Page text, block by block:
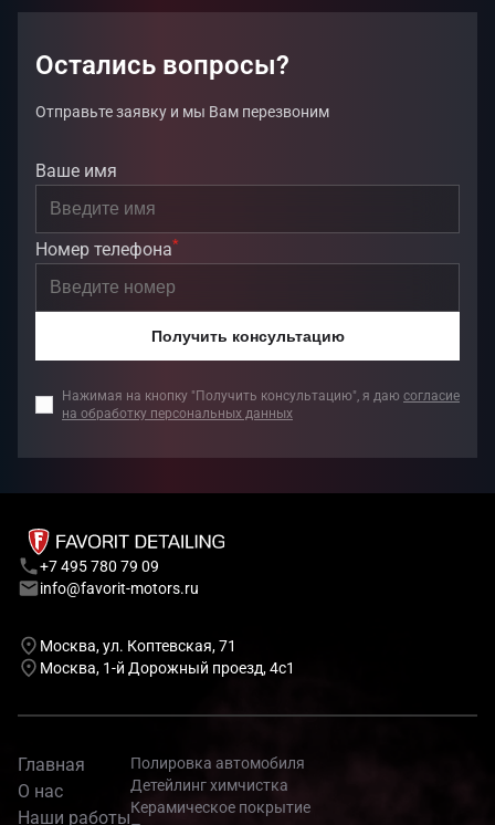
Остались вопросы?
Отправьте заявку и мы Вам перезвоним
Ваше имя
Номер телефона*
Получить консультацию
Нажимая на кнопку "Получить консультацию", я даю согласие
на обработку персональных данных
+7 495 780 79 09
info@favorit-motors.ru
Москва, ул. Коптевская, 71
Москва, 1-й Дорожный проезд, 4с1
Главная
О нас
Наши работы
Полировка автомобиля
Детейлинг химчистка
Керамическое покрытие